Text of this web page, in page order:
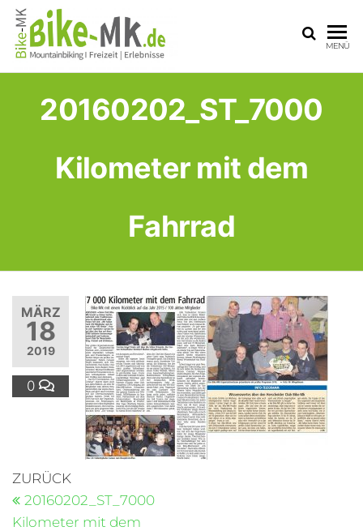
MK
Sauerland
MENÜ
20160202_ST_7000
Kilometer mit dem
Fahrrad
MÄRZ
18
2019
0
ZURÜCK
20160202_ST_7000
Kilometer mit dem